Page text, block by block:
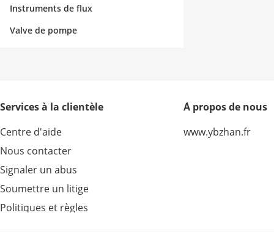
Instruments de flux
Valve de pompe
Services à la clientèle
Centre d'aide
Nous contacter
Signaler un abus
Soumettre un litige
Politiques et règles
À propos de nous
www.ybzhan.fr